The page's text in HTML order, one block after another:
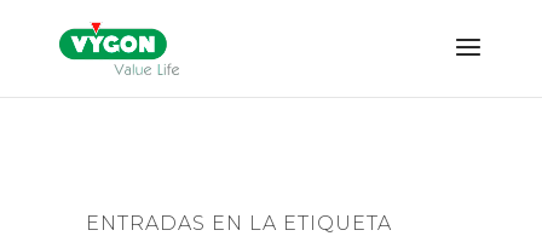
ENTRADAS EN LA ETIQUETA